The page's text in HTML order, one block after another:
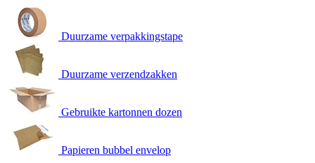
Duurzame verpakkingstape
Duurzame verzendzakken
Gebruikte kartonnen dozen
Papieren bubbel envelop